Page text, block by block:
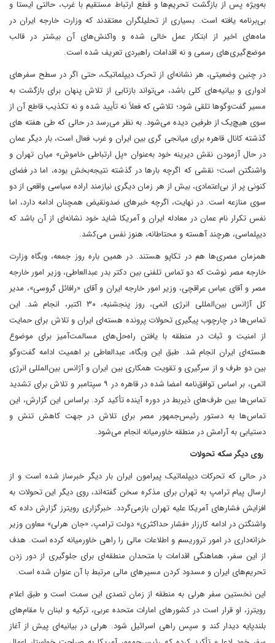
به‌ویژه پس از بازگشت تحریم‌ها و قطع ارتباط مستقیم با غرب، حالتی ایستا و
بی‌برنامه یافته است. بسیاری از تحلیلگران معتقدند که وزارت خارجه ایران در
ماه‌های اخیر از ابتکار عمل خالی شده و واکنش‌های آن بیشتر در قالب
موضع‌گیری‌های رسمی و نه اقدامات راهبردی تعریف شده است.
در چنین وضعیتی، هر نشانه‌ای از تحرک دیپلماتیک، حتی اگر در سطح سفرهای
ادواری و بیانیه‌های کلی باشد، می‌تواند بازتابی از تلاش پنهان برای بازگشت به
مسیر گفت‌وگوها تلقی شود؛ تلاشی که فعلاً نه تأیید شده و نه تکذیب قاطع آن از
سوی هیچ‌یک از طرفین دیده می‌شود. به نظر می‌رسد در حالی که طی هفته های
گذشته کانال قاهره برای میانجی گری بین ایران و غرب فعال است، بار دیگر عمان
در حال آزمودن نقش دیرینه خود به‌عنوان «پل ارتباطی خاموش» میان تهران و
واشنگتن است؛ نقشی که اگرچه بارها در گذشته نتیجه‌بخش بوده، اما در فضای
کنونی پر از بی‌اعتمادی، بیش از هر زمان دیگری نیازمند اراده سیاسی واقعی از دو
سوی منازعه است. در نهایت، اگرچه خبرهای ضدونقیض همچنان ادامه دارد، اما
نفس تکرار نام عمان در معادله ایران و آمریکا شاید خود نشانه‌ای از آن باشد که
دیپلماسی، هرچند آهسته و محتاطانه، هنوز نفس می‌کشد.
همزمان مصری‌ها هم در تکاپو هستند. در همین باره روز جمعه، وبگاه وزارت
خارجه مصر نوشت که دو تماس تلفنی بین دکتر بدر عبدالعاطی، وزیر امور خارجه
مصر و آقای عباس عراقچی، وزیر امور خارجه ایران و آقای «رافائل گروسی»، مدیر
کل آژانس بین‌المللی انرژی اتمی، روز پنجشنبه، ۳۰ اکتبر، انجام شد. این
تماس‌ها در چارچوب پیگیری تحولات پرونده هسته‌ای ایران و تلاش برای حمایت
از امنیت و ثبات در منطقه با یافتن راه‌حل‌های مسالمت‌آمیز برای موضوع
هسته‌ای ایران انجام شد. طبق این وبگاه، عبدالعاطی بر اهمیت ادامه گفت‌وگو
بین دو طرف و از سرگیری و تقویت همکاری بین ایران و آژانس بین‌المللی انرژی
اتمی، بر اساس توافق‌نامه امضا شده در قاهره در ۹ سپتامبر و تلاش برای تشدید
تماس‌ها بین طرف‌های ذیربط در دوره آینده تأکید کرد. براساس این گزارش،‌ این
تماس‌ها به دستور رئیس‌جمهور مصر برای تلاش در جهت کاهش تنش و
دستیابی به آرامش در منطقه خاورمیانه انجام می‌شود.
روی دیگر سکه تحولات
در حالی که تحرکات دیپلماتیک پیرامون ایران بار دیگر خبرساز شده است و از
ارسال پیام ترامپ به تهران برای مذکره سخن گفته‌اند، روی دیگر این تحولات به
افزایش فشارهای آمریکا علیه تهران بازمی‌گردد. خبرگزاری رویترز گزارش داده که
واشنگتن در ادامه کارزار «فشار حداکثری» دولت ترامپ، «جان هرلی» معاون وزیر
خزانه‌داری در امور تروریسم و اطلاعات مالی را راهی خاورمیانه کرده است. هدف
از این سفر، هماهنگی اقدامات با متحدان منطقه‌ای برای جلوگیری از دور زدن
تحریم‌های ایران و مسدود کردن مسیرهای مالی مرتبط با آن عنوان شده است.
این نخستین سفر هرلی به منطقه از زمان تصدی این سمت است و طبق اعلام
رویترز، او قرار است در کشورهای امارات متحده عربی، ترکیه و لبنان با مقام‌های
بلندپایه دیدار کند و سپس راهی اسرائیل شود. هرلی در بیانیه‌ای پیش از آغاز